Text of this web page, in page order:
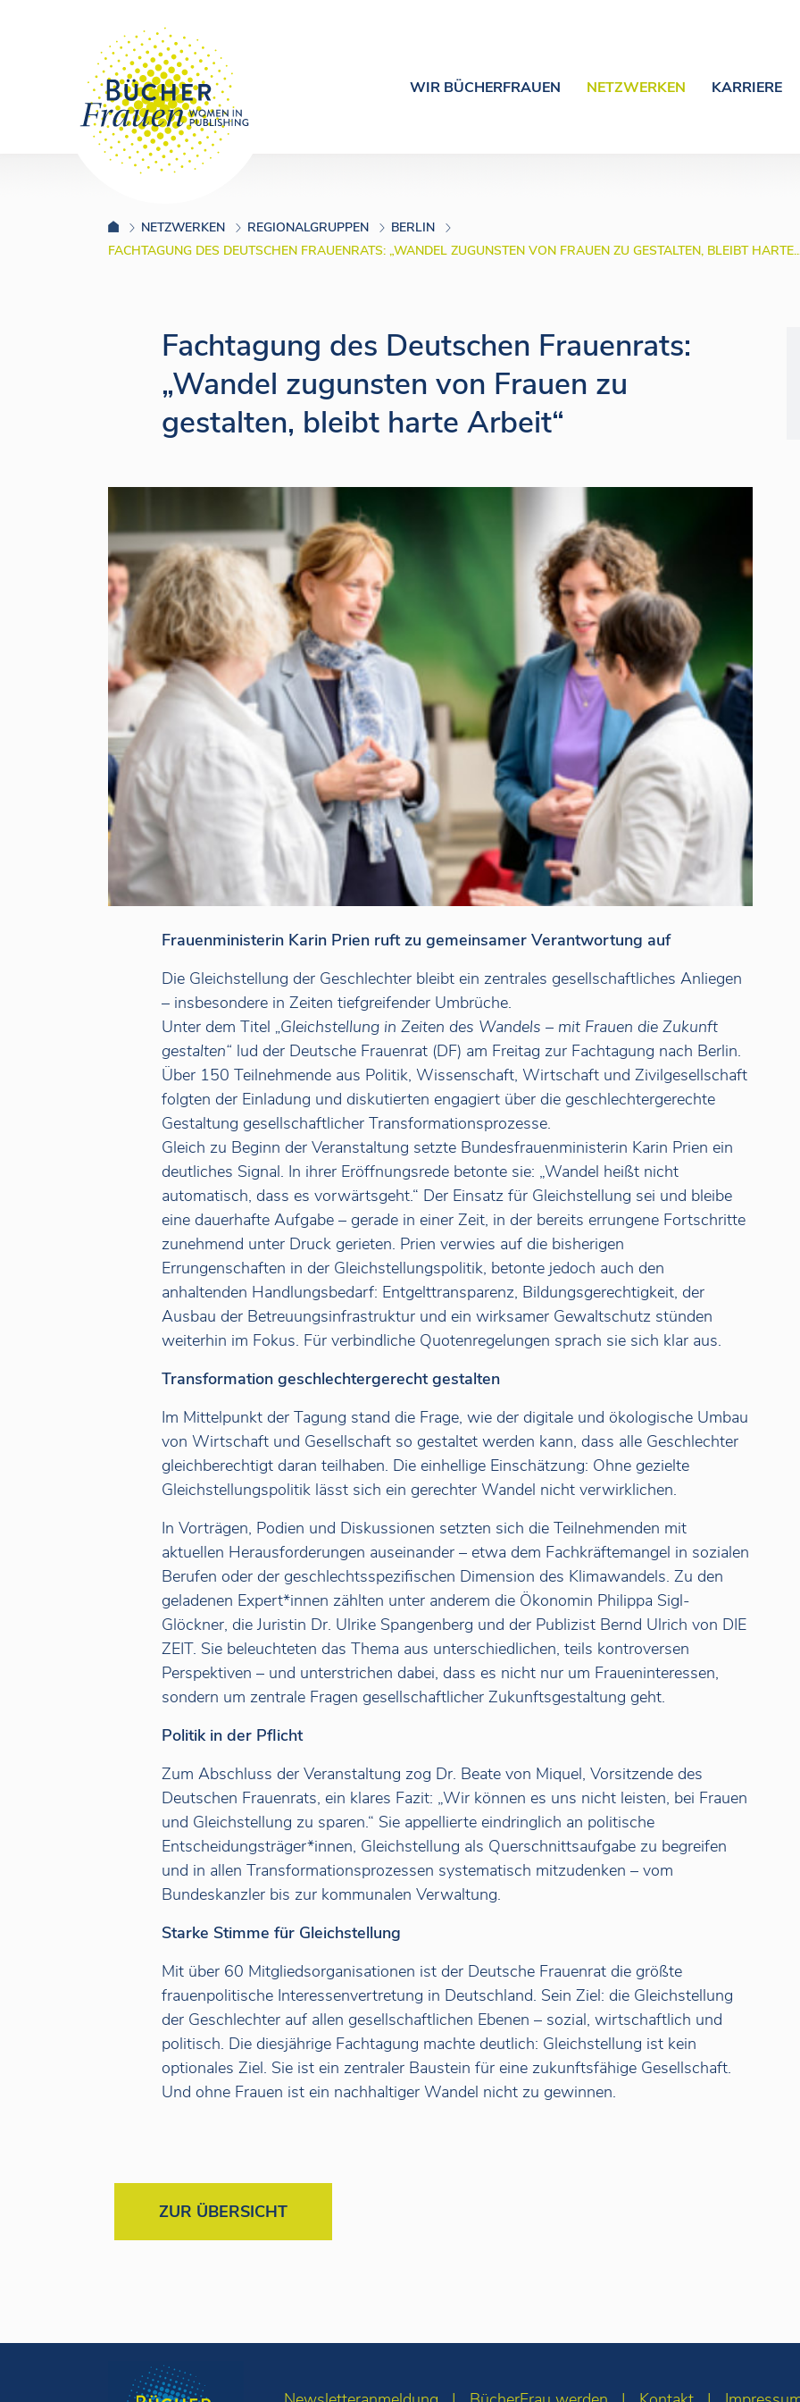
WIR BÜCHERFRAUEN NETZWERKEN KARRIERE
NETZWERKEN REGIONALGRUPPEN
BERLIN
FACHTAGUNG DES DEUTSCHEN FRAUENRATS: „WANDEL ZUGUNSTEN VON FRAUEN ZU GESTALTEN, BLEIBT
Fachtagung des Deutschen Frauenrats:
„Wandel zugunsten von Frauen zu
gestalten, bleibt harte Arbeit“
Frauenministerin Karin Prien ruft zu gemeinsamer Verantwortung auf
Die Gleichstellung der Geschlechter bleibt ein zentrales gesellschaftliches Anliegen
– insbesondere in Zeiten tiefgreifender Umbrüche.
Unter dem Titel „Gleichstellung in Zeiten des Wandels – mit Frauen die Zukunft
gestalten“ lud der Deutsche Frauenrat (DF) am Freitag zur Fachtagung nach Berlin.
Über 150 Teilnehmende aus Politik, Wissenschaft, Wirtschaft und Zivilgesellschaft
folgten der Einladung und diskutierten engagiert über die geschlechtergerechte
Gestaltung gesellschaftlicher Transformationsprozesse.
Gleich zu Beginn der Veranstaltung setzte Bundesfrauenministerin Karin Prien ein
deutliches Signal. In ihrer Eröffnungsrede betonte sie: „Wandel heißt nicht
automatisch, dass es vorwärtsgeht.“ Der Einsatz für Gleichstellung sei und bleibe
eine dauerhafte Aufgabe – gerade in einer Zeit, in der bereits errungene Fortschritte
zunehmend unter Druck gerieten. Prien verwies auf die bisherigen
Errungenschaften in der Gleichstellungspolitik, betonte jedoch auch den
anhaltenden Handlungsbedarf: Entgelttransparenz, Bildungsgerechtigkeit, der
Ausbau der Betreuungsinfrastruktur und ein wirksamer Gewaltschutz stünden
weiterhin im Fokus. Für verbindliche Quotenregelungen sprach sie sich klar aus.
Transformation geschlechtergerecht gestalten
Im Mittelpunkt der Tagung stand die Frage, wie der digitale und ökologische Umbau
von Wirtschaft und Gesellschaft so gestaltet werden kann, dass alle Geschlechter
gleichberechtigt daran teilhaben. Die einhellige Einschätzung: Ohne gezielte
Gleichstellungspolitik lässt sich ein gerechter Wandel nicht verwirklichen.
In Vorträgen, Podien und Diskussionen setzten sich die Teilnehmenden mit
aktuellen Herausforderungen auseinander – etwa dem Fachkräftemangel in sozialen
Berufen oder der geschlechtsspezifischen Dimension des Klimawandels. Zu den
geladenen Expert*innen zählten unter anderem die Ökonomin Philippa Sigl-
Glöckner, die Juristin Dr. Ulrike Spangenberg und der Publizist Bernd Ulrich von DIE
ZEIT. Sie beleuchteten das Thema aus unterschiedlichen, teils kontroversen
Perspektiven – und unterstrichen dabei, dass es nicht nur um Fraueninteressen,
sondern um zentrale Fragen gesellschaftlicher Zukunftsgestaltung geht.
Politik in der Pflicht
Zum Abschluss der Veranstaltung zog Dr. Beate von Miquel, Vorsitzende des
Deutschen Frauenrats, ein klares Fazit: „Wir können es uns nicht leisten, bei Frauen
und Gleichstellung zu sparen.“ Sie appellierte eindringlich an politische
Entscheidungsträger*innen, Gleichstellung als Querschnittsaufgabe zu begreifen
und in allen Transformationsprozessen systematisch mitzudenken – vom
Bundeskanzler bis zur kommunalen Verwaltung.
Starke Stimme für Gleichstellung
Mit über 60 Mitgliedsorganisationen ist der Deutsche Frauenrat die größte
frauenpolitische Interessenvertretung in Deutschland. Sein Ziel: die Gleichstellung
der Geschlechter auf allen gesellschaftlichen Ebenen – sozial, wirtschaftlich und
politisch. Die diesjährige Fachtagung machte deutlich: Gleichstellung ist kein
optionales Ziel. Sie ist ein zentraler Baustein für eine zukunftsfähige Gesellschaft.
Und ohne Frauen ist ein nachhaltiger Wandel nicht zu gewinnen.
ZUR ÜBERSICHT